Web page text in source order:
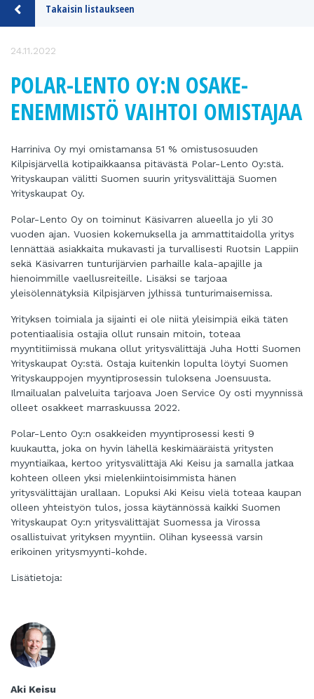
Takaisin listaukseen
24.11.2022
POLAR-LENTO OY:N OSAKE-
ENEMMISTÖ VAIHTOI OMISTAJAA
Harriniva Oy myi omistamansa 51 % omistusosuuden
Kilpisjärvellä kotipaikkaansa pitävästä Polar-Lento Oy:stä.
Yrityskaupan välitti Suomen suurin yritysvälittäjä Suomen
Yrityskaupat Oy.
Polar-Lento Oy on toiminut Käsivarren alueella jo yli 30
vuoden ajan. Vuosien kokemuksella ja ammattitaidolla yritys
lennättää asiakkaita mukavasti ja turvallisesti Ruotsin Lappiin
sekä Käsivarren tunturijärvien parhaille kala-apajille ja
hienoimmille vaellusreiteille. Lisäksi se tarjoaa
yleisölennätyksiä Kilpisjärven jylhissä tunturimaisemissa.
Yrityksen toimiala ja sijainti ei ole niitä yleisimpiä eikä täten
potentiaalisia ostajia ollut runsain mitoin, toteaa
myyntitiimissä mukana ollut yritysvälittäjä Juha Hotti Suomen
Yrityskaupat Oy:stä. Ostaja kuitenkin lopulta löytyi Suomen
Yrityskauppojen myyntiprosessin tuloksena Joensuusta.
Ilmailualan palveluita tarjoava Joen Service Oy osti myynnissä
olleet osakkeet marraskuussa 2022.
Polar-Lento Oy:n osakkeiden myyntiprosessi kesti 9
kuukautta, joka on hyvin lähellä keskimääräistä yritysten
myyntiaikaa, kertoo yritysvälittäjä Aki Keisu ja samalla jatkaa
kohteen olleen yksi mielenkiintoisimmista hänen
yritysvälittäjän urallaan. Lopuksi Aki Keisu vielä toteaa kaupan
olleen yhteistyön tulos, jossa käytännössä kaikki Suomen
Yrityskaupat Oy:n yritysvälittäjät Suomessa ja Virossa
osallistuivat yrityksen myyntiin. Olihan kyseessä varsin
erikoinen yritysmyynti-kohde.
Lisätietoja:
Aki Keisu